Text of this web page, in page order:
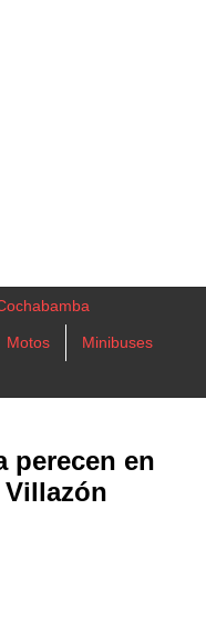
Motos Minibuses
perecen en